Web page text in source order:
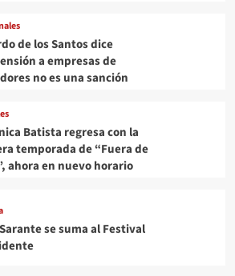
de los Santos dice
a empresas de
no es una sanción
Batista regresa con la
temporada de “Fuera de
ahora en nuevo horario
se suma al Festival